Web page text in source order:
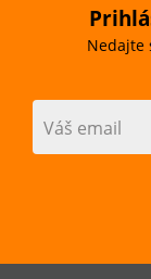
Nedajte
Váš email